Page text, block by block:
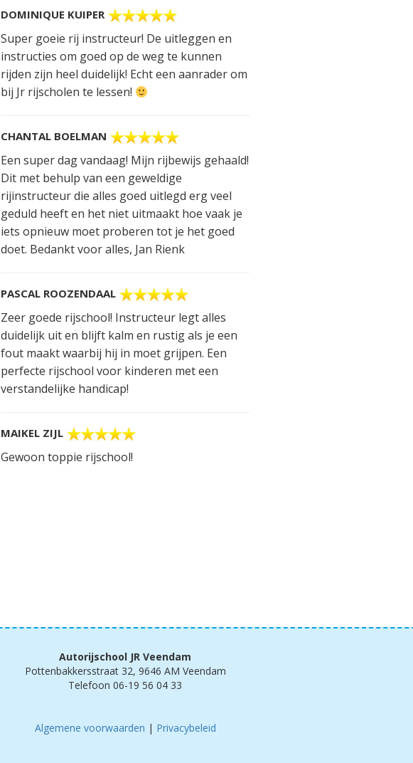
DOMINIQUE KUIPER
Super goeie rij instructeur! De uitleggen en
instructies om goed op de weg te kunnen
rijden zijn heel duidelijk! Echt een aanrader om
bij Jr rijscholen te lessen!
CHANTAL BOELMAN
Een super dag vandaag! Mijn rijbewijs gehaald!
Dit met behulp van een geweldige
rijinstructeur die alles goed uitlegd erg veel
geduld heeft en het niet uitmaakt hoe vaak je
iets opnieuw moet proberen tot je het goed
doet. Bedankt voor alles, Jan Rienk
PASCAL ROOZENDAAL
Zeer goede rijschool! Instructeur legt alles
duidelijk uit en blijft kalm en rustig als je een
fout maakt waarbij hij in moet grijpen. Een
perfecte rijschool voor kinderen met een
verstandelijke handicap!
MAIKEL ZIJL
Gewoon toppie rijschool!
Autorijschool JR Veendam
Pottenbakkersstraat 32, 9646 AM Veendam
Telefoon 06-19 56 04 33
Algemene voorwaarden | Privacybeleid